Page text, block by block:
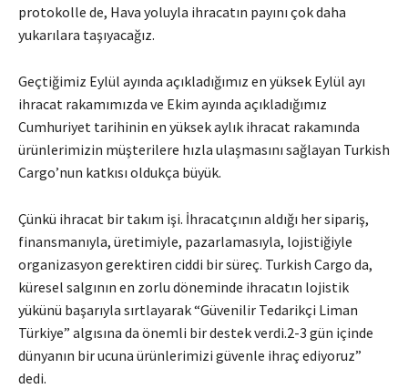
protokolle de, Hava yoluyla ihracatın payını çok daha
yukarılara taşıyacağız.
Geçtiğimiz Eylül ayında açıkladığımız en yüksek Eylül ayı
ihracat rakamımızda ve Ekim ayında açıkladığımız
Cumhuriyet tarihinin en yüksek aylık ihracat rakamında
ürünlerimizin müşterilere hızla ulaşmasını sağlayan Turkish
Cargo’nun katkısı oldukça büyük.
Çünkü ihracat bir takım işi. İhracatçının aldığı her sipariş,
finansmanıyla, üretimiyle, pazarlamasıyla, lojistiğiyle
organizasyon gerektiren ciddi bir süreç. Turkish Cargo da,
küresel salgının en zorlu döneminde ihracatın lojistik
yükünü başarıyla sırtlayarak “Güvenilir Tedarikçi Liman
Türkiye” algısına da önemli bir destek verdi.2-3 gün içinde
dünyanın bir ucuna ürünlerimizi güvenle ihraç ediyoruz”
dedi.